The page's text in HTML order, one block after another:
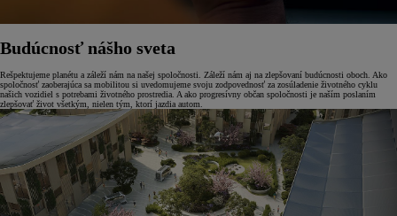
Budúcnosť nášho sveta
Rešpektujeme planétu a záleží nám na našej spoločnosti. Záleží nám aj na zlepšovaní budúcnosti oboch. Ako
spoločnosť zaoberajúca sa mobilitou si uvedomujeme svoju zodpovednosť za zosúladenie životného cyklu
našich vozidiel s potrebami životného prostredia. A ako progresívny občan spoločnosti je naším poslaním
zlepšovať život všetkým, nielen tým, ktorí jazdia autom.